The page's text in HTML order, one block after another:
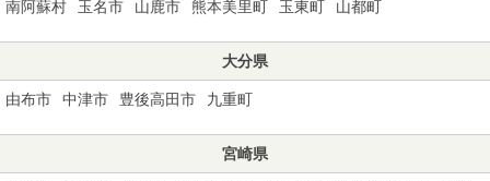
南阿蘇村 玉名市 山鹿市 熊本美里町 玉東町 山都町
大分県
由布市 中津市 豊後高田市 九重町
宮崎県